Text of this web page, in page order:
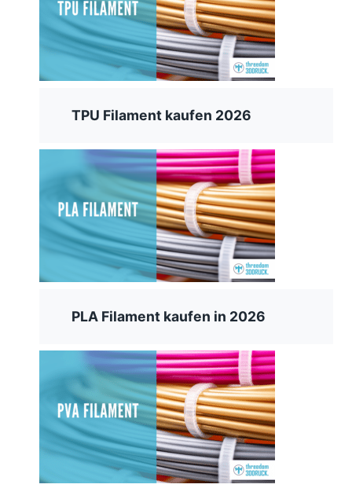
TPU Filament kaufen 2026
PLA Filament kaufen in 2026